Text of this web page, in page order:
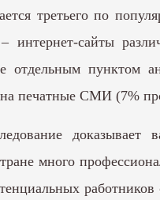
третьего по
сайты
отдельным пунктом
печатные СМИ (7%
доказывает
много